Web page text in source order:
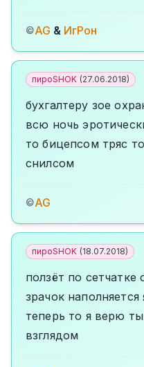
©AG & ИгРон
пироSHOK (27.06.2018)
бухгалтеру зое
всю ночь
то бицепсом тряс
снилсом
©AG
пироSHOK (18.07.2018)
ползёт по сетчатке
зрачок
теперь то я верю
взглядом